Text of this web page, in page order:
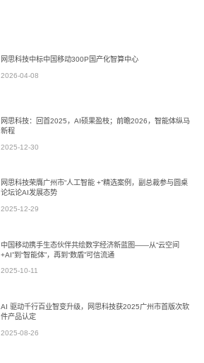
网思科技中标中国移动300P国产化智算中心
2026-04-08
网思科技：回首2025，AI硕果盈枝；前瞻2026，智能体纵马
新程
2025-12-30
网思科技荣膺广州市“人工智能 +”精选案例，副总裁参与圆桌
论坛论AI发展态势
2025-12-29
中国移动携手生态伙伴共绘数字经济新蓝图——从“云空间
+AI”到“智能体”，再到“数盾”可信流通
2025-10-11
AI 驱动千行百业智变升级，网思科技获2025广州市首版次软
件产品认定
2025-08-26